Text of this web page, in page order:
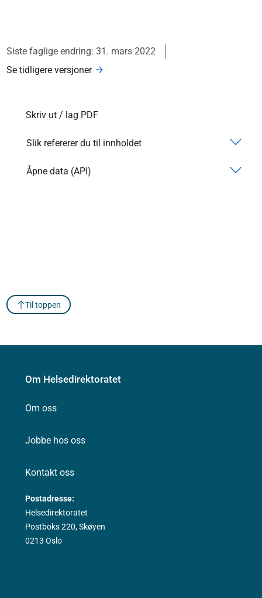
Siste faglige endring: 31. mars 2022
Se tidligere versjoner
Skriv ut / lag PDF
Slik refererer du til innholdet
Åpne data (API)
Til toppen
Om Helsedirektoratet
Om oss
Jobbe hos oss
Kontakt oss
Postadresse:
Helsedirektoratet
Postboks 220, Skøyen
0213 Oslo